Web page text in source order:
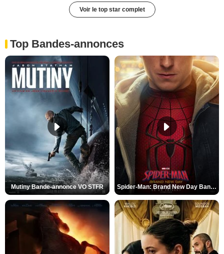
Voir le top star complet
Top Bandes-annonces
Mutiny Bande-annonce VO STFR Spider-Man: Brand New Day Bande-annonce VO STFR